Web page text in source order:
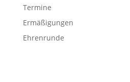
Termine
Ermäßigungen
Ehrenrunde